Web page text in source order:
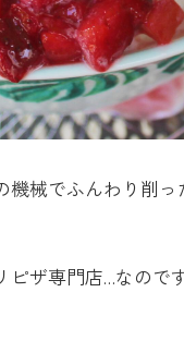
機械でふんわり削
ピザ専門店…なので